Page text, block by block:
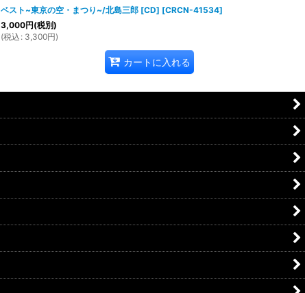
ベスト~東京の空・まつり~/北島三郎 [CD] [CRCN-41534]
3,000円(税別)
(税込 : 3,300円)
カートに入れる